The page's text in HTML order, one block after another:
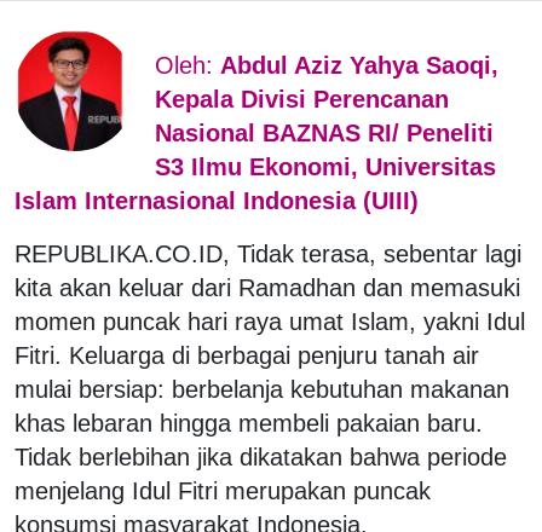
Oleh: Abdul Aziz Yahya Saoqi,
Kepala Divisi Perencanan
Nasional BAZNAS RI/ Peneliti
S3 Ilmu Ekonomi, Universitas
Islam Internasional Indonesia (UIII)
REPUBLIKA.CO.ID, Tidak terasa, sebentar lagi
kita akan keluar dari Ramadhan dan memasuki
momen puncak hari raya umat Islam, yakni Idul
Fitri. Keluarga di berbagai penjuru tanah air
mulai bersiap: berbelanja kebutuhan makanan
khas lebaran hingga membeli pakaian baru.
Tidak berlebihan jika dikatakan bahwa periode
menjelang Idul Fitri merupakan puncak
konsumsi masyarakat Indonesia.